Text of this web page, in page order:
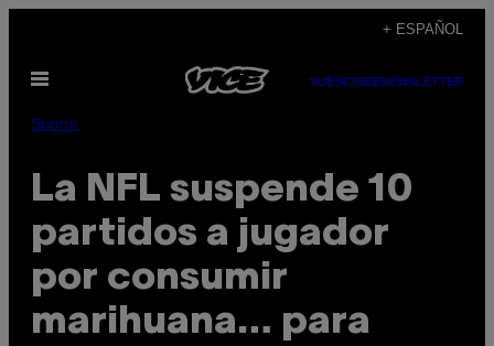
contenido
+ ESPAÑOL
Abrir
SUBSCRIBENEWSLETTER
Sports
La NFL suspende 10
partidos a jugador
por consumir
marihuana… para